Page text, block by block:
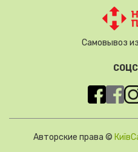
Самовывоз
Авторские права ©